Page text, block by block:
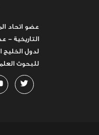
عضو اتحاد
التاريخية -
لدول
للبحوث